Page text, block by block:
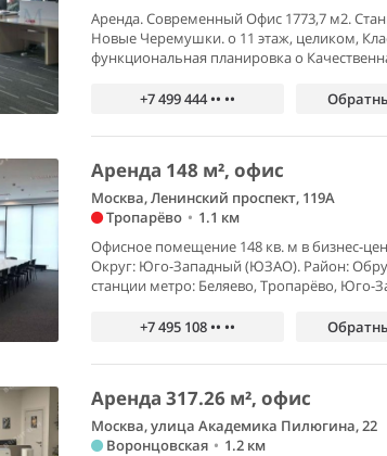
Аренда. Современный Офис 1773,7 м2.
Новые Черемушки. o 11 этаж, целиком,
функциональная планировка o
+7 499 444 •• ••
Аренда 148 м², офис
Москва, Ленинский проспект, 119А
Тропарёво • 1.1 км
Офисное помещение 148 кв. м в бизнес-
Округ: Юго-Западный (ЮЗАО). Район:
станции метро: Беляево, Тропарёво, Юго-
+7 495 108 •• ••
Аренда 317.26 м², офис
Москва, улица Академика Пилюгина, 22
Воронцовская • 1.2 км